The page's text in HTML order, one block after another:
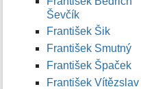
Ševčík
František Šik
František Smutný
František Špaček
František Vítězslav